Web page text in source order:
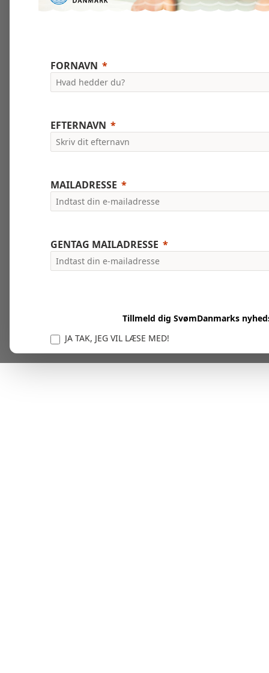
FORNAVN
EFTERNAVN
MAILADRESSE
GENTAG MAILADRESSE
Tillmeld dig SvømDanmarks
JA TAK, JEG VIL LÆSE MED!